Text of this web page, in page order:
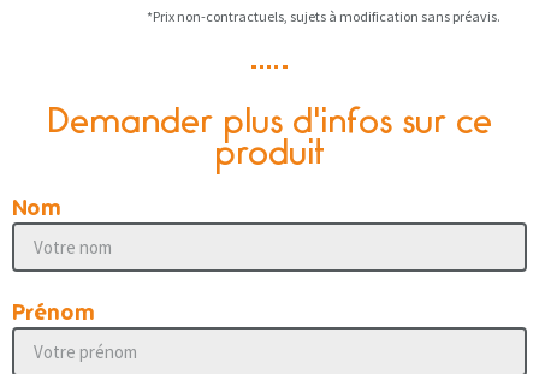
*Prix non-contractuels, sujets à modification sans préavis.
Demander plus d'infos sur ce
produit
Nom
Prénom